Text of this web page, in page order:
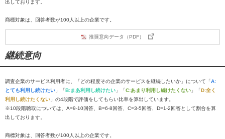
出しております。
商標対象は、回答者数が100人以上の企業です。
推奨意向データ（PDF）
継続意向
調査企業のサービス利用者に、「どの程度その企業のサービスを継続したいか」について「A:
とても利用し続けたい 」「B:まあ利用し続けたい 」「C:あまり利用し続けたくない 」「D:全く
利用し続けたくない 」の4段階で評価をしてもらい比率を算出しています。
※10段階聴取については、A=9-10回答、B=6-8回答、C=3-5回答、D=1-2回答として割合を算
出しております。
商標対象は、回答者数が100人以上の企業です。